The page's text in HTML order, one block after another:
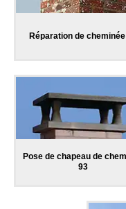
Réparation de
Pose de chapeau de
93